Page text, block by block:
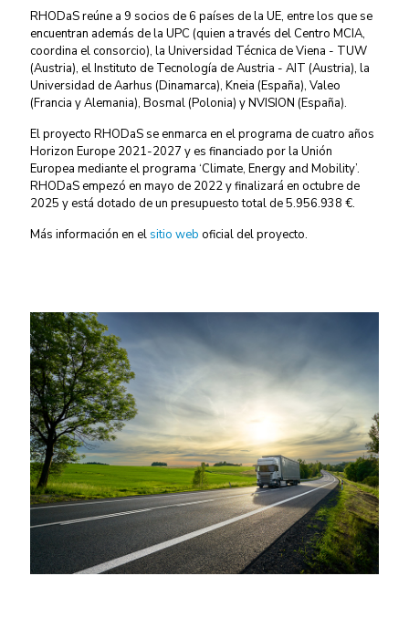
RHODaS reúne a 9 socios de 6 países de la UE, entre los que se
encuentran además de la UPC (quien a través del Centro MCIA,
coordina el consorcio), la Universidad Técnica de Viena - TUW
(Austria), el Instituto de Tecnología de Austria - AIT (Austria), la
Universidad de Aarhus (Dinamarca), Kneia (España), Valeo
(Francia y Alemania), Bosmal (Polonia) y NVISION (España).
El proyecto RHODaS se enmarca en el programa de cuatro años
Horizon Europe 2021-2027 y es financiado por la Unión
Europea mediante el programa ‘Climate, Energy and Mobility’.
RHODaS empezó en mayo de 2022 y finalizará en octubre de
2025 y está dotado de un presupuesto total de 5.956.938 €.
Más información en el sitio web oficial del proyecto.